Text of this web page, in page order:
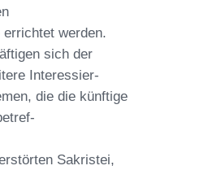
errichtet werden.
sich der
Interessier-
die die künftige
-
Sakristei,